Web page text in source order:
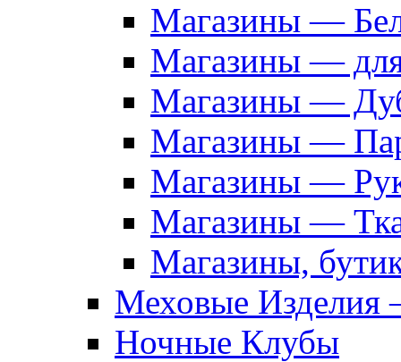
Магазины —
Магазины —
Магазины —
Магазины —
Магазины —
Магазины —
Магазины,
Меховые Изделия
Ночные Клубы